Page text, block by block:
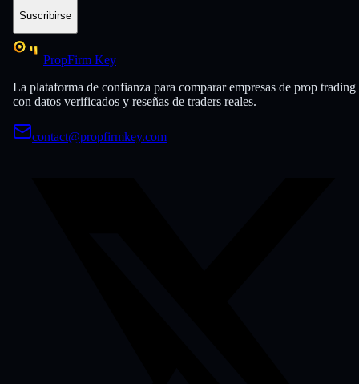
Suscribirse
PropFirm Key
La plataforma de confianza para comparar empresas de prop trading
con datos verificados y reseñas de traders reales.
contact@propfirmkey.com